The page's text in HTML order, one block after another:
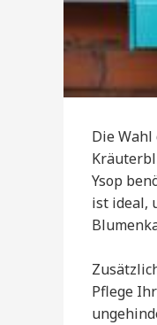
Die
Ysop
ist ideal,
Pflege